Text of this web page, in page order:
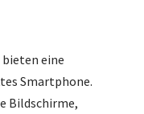
eine
Smartphone.
Bildschirme,